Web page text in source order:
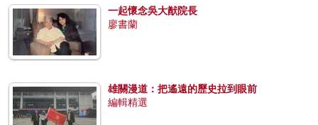
一起懷念吳大猷院長
廖書蘭
雄關漫道：把遙遠的歷史拉到眼前
編輯精選